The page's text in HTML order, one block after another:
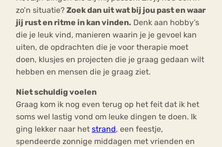
zo’n situatie? Zoek dan uit wat bij jou past en waar
jij rust en ritme in kan vinden. Denk aan hobby’s
die je leuk vind, manieren waarin je je gevoel kan
uiten, de opdrachten die je voor therapie moet
doen, klusjes en projecten die je graag gedaan wilt
hebben en mensen die je graag ziet.
Niet schuldig voelen
Graag kom ik nog even terug op het feit dat ik het
soms wel lastig vond om leuke dingen te doen. Ik
ging lekker naar het strand, een feestje,
spendeerde zonnige middagen met vrienden en